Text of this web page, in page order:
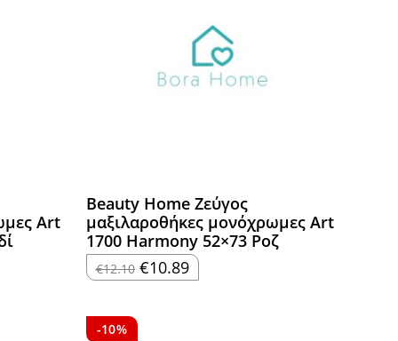
Art
Beauty Home Ζεύγος
μαξιλαροθήκες μονόχρωμες Art
1700 Harmony 52×73 Ροζ
€12.10 Original
price
€10.89Η
τρέχουσα
-10%